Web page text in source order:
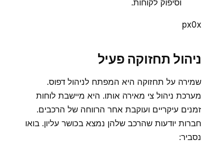
וסיפוק לקוחות.
px0x
ניהול תחזוקה פעיל
שמירה על תחזוקה היא המפתח לניהול דפוס.
מערכת ניהול צי מאירה אותו. היא מיישבת לוחות
זמנים עיקריים ועוקבת אחר הרווחה של הרכבים.
חברות יודעות שהרכב שלהן נמצא בכושר עליון. בואו
נסביר: